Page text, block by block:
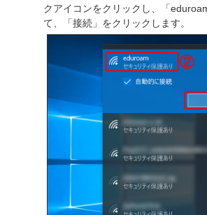
クアイコンをクリックし、「
て、「接続」をクリックします。